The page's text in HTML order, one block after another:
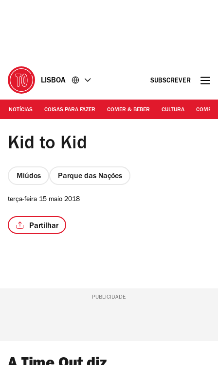
LISBOA SUBSCREVER
NOTÍCIAS COISAS PARA FAZER COMER & BEBER CULTURA
DR
Kid to Kid
Miúdos Parque das Nações
terça-feira 15 maio 2018
Partilhar
PUBLICIDADE